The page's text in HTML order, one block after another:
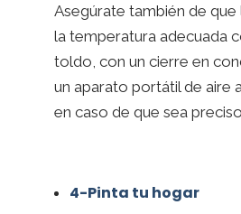
Asegúrate también de que
la temperatura adecuada
toldo, con un cierre en
un aparato portátil de aire
en caso de que sea
4-Pinta tu hogar